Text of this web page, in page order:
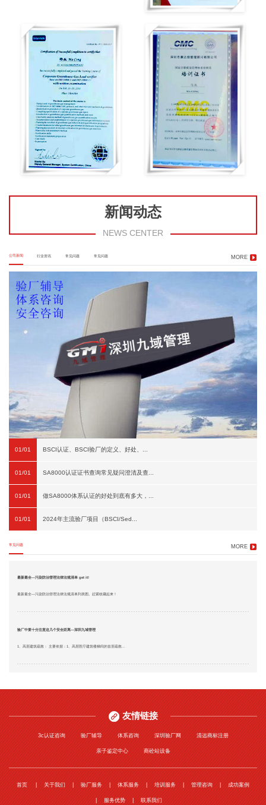
新闻动态
NEWS CENTER
公司新闻 行业资讯 常见问题 常见问题 MORE
01/01 BSCI认证、BSCI验厂的定义、好处、...
01/01 SA8000认证证书查询常见疑问澄清及查...
01/01 做SA8000体系认证的好处到底有多大，...
01/01 2024年主流验厂项目（BSCI/Sed...
常见问题 MORE
最新最全—污染防治管理法律法规清单 get it!
最新最全—污染防治管理法律法规清单列表图。赶紧收藏起来！
验厂中要十分注意这几个安全距离—深圳九域管理
1、高层建筑疏散： 主要依据：1、高层医疗建筑楼梯间的首层疏散...
友情链接
3c认证咨询 验厂辅导 体系咨询 深圳验厂网 清远商标注册
亲子鉴定中心 商砼站设备
首页 关于我们 验厂服务 体系服务 培训服务 管理咨询 成功案例
服务优势 联系我们